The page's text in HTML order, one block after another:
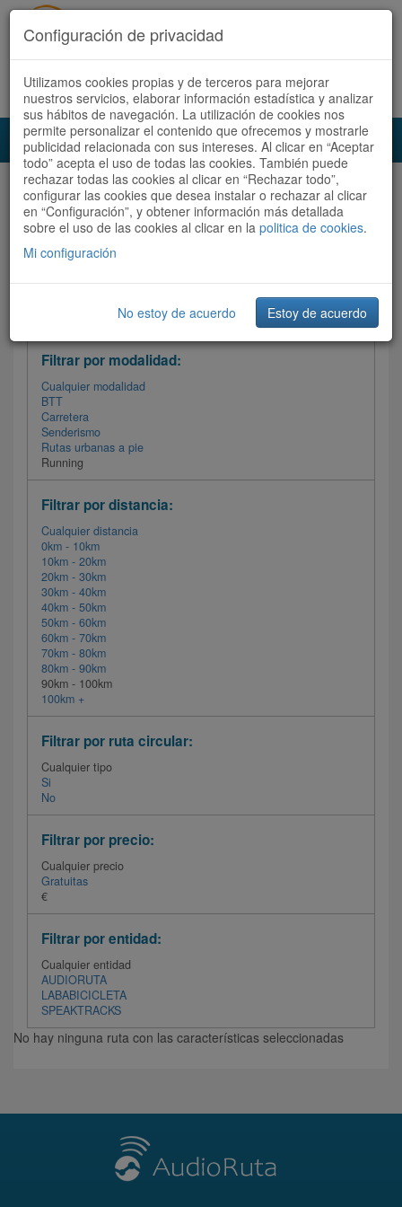
Acceder Registrate ahora Español | Català
Audioruta Todas las rutas
Todas las rutas Ordenar por:Más recientes
Filtrar las rutas
Filtrar por modalidad:
Cualquier modalidad
BTT
Carretera
Senderismo
Rutas urbanas a pie
Running
Filtrar por distancia:
Cualquier distancia
0km - 10km
10km - 20km
20km - 30km
30km - 40km
40km - 50km
50km - 60km
60km - 70km
70km - 80km
80km - 90km
90km - 100km
100km +
Filtrar por ruta circular:
Cualquier tipo
Si
No
Filtrar por precio:
Cualquier precio
Gratuitas
€
Filtrar por entidad:
Cualquier entidad
AUDIORUTA
LABABICICLETA
SPEAKTRACKS
No hay ninguna ruta con las características seleccionadas
Configuración de privacidad
Utilizamos cookies propias y de terceros para mejorar
nuestros servicios, elaborar información estadística y analizar
sus hábitos de navegación. La utilización de cookies nos
permite personalizar el contenido que ofrecemos y mostrarle
publicidad relacionada con sus intereses. Al clicar en “Aceptar
todo” acepta el uso de todas las cookies. También puede
rechazar todas las cookies al clicar en “Rechazar todo”,
configurar las cookies que desea instalar o rechazar al clicar
en “Configuración”, y obtener información más detallada
sobre el uso de las cookies al clicar en la politica de cookies.
Mi configuración
No estoy de acuerdo Estoy de acuerdo